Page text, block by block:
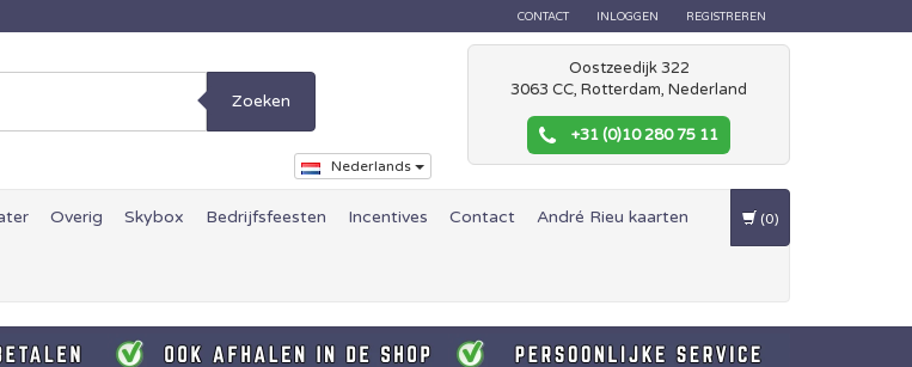
CONTACT INLOGGEN REGISTREREN
Zoeken
Nederlands
Oostzeedijk 322
3063 CC, Rotterdam, Nederland
+31 (0)10 280 75 11
Overig Skybox Bedrijfsfeesten Incentives Contact André Rieu kaarten (0)